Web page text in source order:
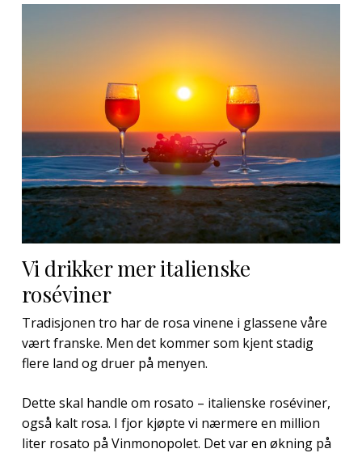
Vi drikker mer italienske
roséviner
Tradisjonen tro har de rosa vinene i glassene våre
vært franske. Men det kommer som kjent stadig
flere land og druer på menyen.
Dette skal handle om rosato – italienske roséviner,
også kalt rosa. I fjor kjøpte vi nærmere en million
liter rosato på Vinmonopolet. Det var en økning på